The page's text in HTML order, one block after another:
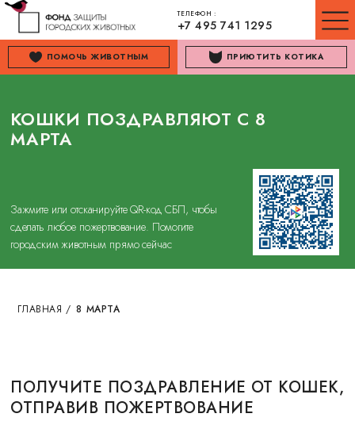
ТЕЛЕФОН :
+7 495 741 1295
ПОМОЧЬ ЖИВОТНЫМ ПРИЮТИТЬ КОТИКА
КОШКИ ПОЗДРАВЛЯЮТ С 8
МАРТА
Зажмите или отсканируйте QR-код СБП, чтобы
сделать любое пожертвование. Помогите
городским животным прямо сейчас
ГЛАВНАЯ / 8 МАРТА
ПОЛУЧИТЕ ПОЗДРАВЛЕНИЕ ОТ КОШЕК,
ОТПРАВИВ ПОЖЕРТВОВАНИЕ